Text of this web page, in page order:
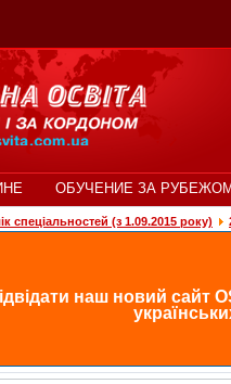
ОБУЧЕНИЕ ЗА РУБЕЖОМ
спеціальностей (з 1.09.2015 року)
наш новий сайт